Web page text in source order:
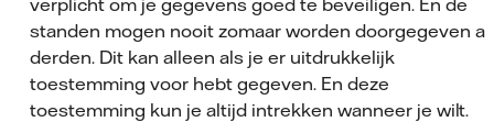
standen mogen nooit zomaar worden doorgegeven
derden. Dit kan alleen als je er uitdrukkelijk
toestemming voor hebt gegeven. En deze
toestemming kun je altijd intrekken wanneer je wilt.